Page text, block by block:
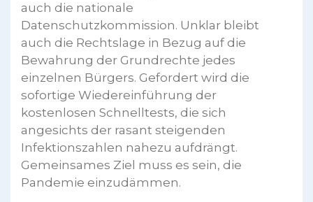
auch die nationale
Datenschutzkommission. Unklar bleibt
auch die Rechtslage in Bezug auf die
Bewahrung der Grundrechte jedes
einzelnen Bürgers. Gefordert wird die
sofortige Wiedereinführung der
kostenlosen Schnelltests, die sich
angesichts der rasant steigenden
Infektionszahlen nahezu aufdrängt.
Gemeinsames Ziel muss es sein, die
Pandemie einzudämmen.